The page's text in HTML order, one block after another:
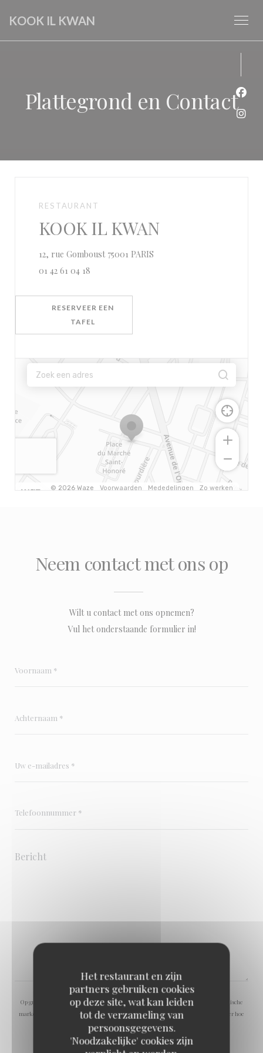
Het restaurant en zijn
partners gebruiken cookies
op deze site, wat kan leiden
tot de verzameling van
persoonsgegevens.
'Noodzakelijke' cookies zijn
KOOK IL KWAN
Plattegrond en Contact
RESTAURANT
KOOK IL KWAN
12, rue Gomboust 75001 PARIS
01 42 61 04 18
RESERVEER EEN
TAFEL
Neem contact met ons op
Wilt u contact met ons opnemen?
Vul het onderstaande formulier in!
Op grond van de privacywetgeving heeft u het recht om u af te melden voor telefonische
marketing via het Bel-me-niet Register:bel-me-niet.nl. Voor meer informatie over hoe
wij uw gegevens verwerken, zie onsprivacybeleid